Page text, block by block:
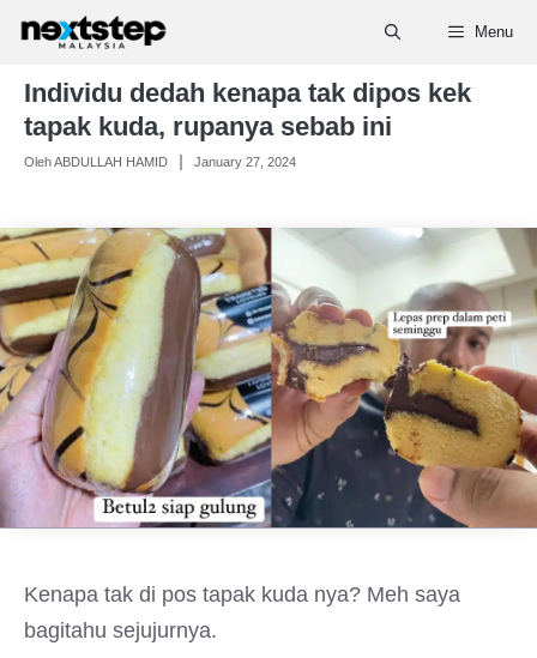
Skip
content
Menu
Individu dedah kenapa tak dipos kek
tapak kuda, rupanya sebab ini
Oleh ABDULLAH HAMID January 27, 2024
Kenapa tak di pos tapak kuda nya? Meh saya
bagitahu sejujurnya.